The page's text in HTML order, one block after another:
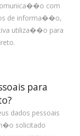
com
de informa��o,
utiliza��o para
para
dados pessoais
solicitado